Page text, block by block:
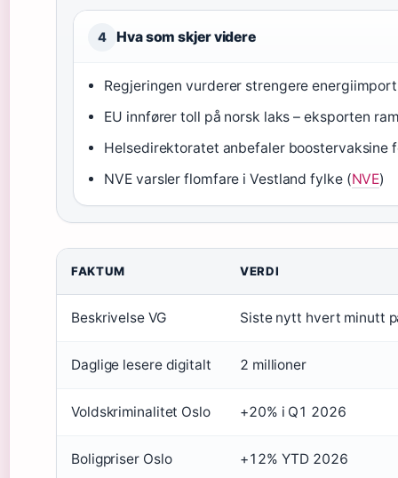
4 Hva som skjer videre
Regjeringen vurderer strengere
EU innfører toll på norsk laks – eksporten
Helsedirektoratet anbefaler boostervaksine
NVE varsler flomfare i Vestland fylke (NVE)
FAKTUM VERDI
Beskrivelse VG Siste nytt hvert minutt
Daglige lesere digitalt 2 millioner
Voldskriminalitet Oslo +20% i Q1 2026
Boligpriser Oslo +12% YTD 2026